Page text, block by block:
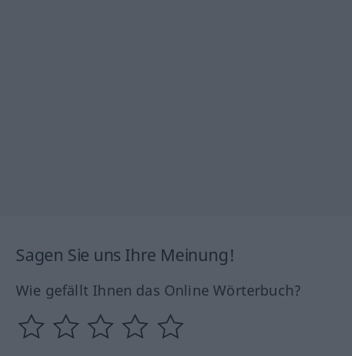
Sagen Sie uns Ihre Meinung!
Wie gefällt Ihnen das Online Wörterbuch?